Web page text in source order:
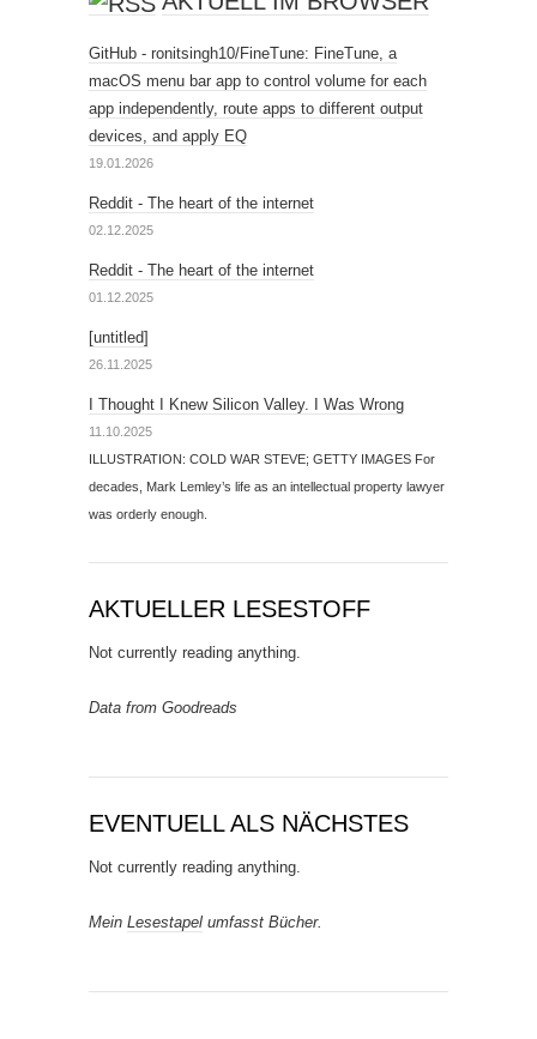
GitHub - ronitsingh10/FineTune: FineTune, a
macOS menu bar app to control volume for each
app independently, route apps to different output
devices, and apply EQ
19.01.2026
Reddit - The heart of the internet
02.12.2025
Reddit - The heart of the internet
01.12.2025
[untitled]
26.11.2025
I Thought I Knew Silicon Valley. I Was Wrong
11.10.2025
ILLUSTRATION: COLD WAR STEVE; GETTY IMAGES For
decades, Mark Lemley’s life as an intellectual property lawyer
was orderly enough.
AKTUELLER LESESTOFF
Not currently reading anything.
Data from Goodreads
EVENTUELL ALS NÄCHSTES
Not currently reading anything.
Mein Lesestapel umfasst Bücher.